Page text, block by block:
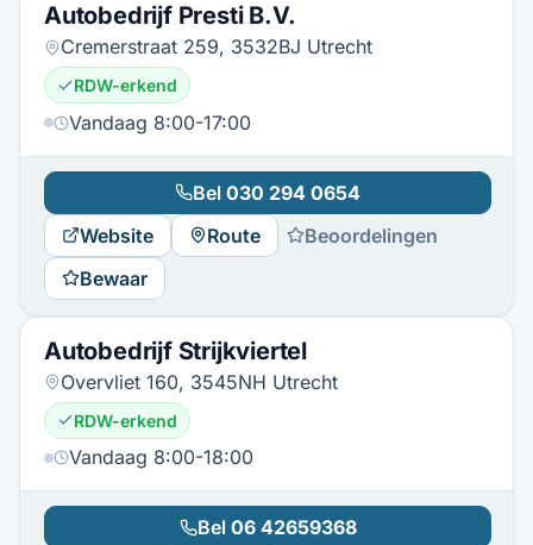
Autobedrijf Presti B.V.
Cremerstraat 259, 3532BJ Utrecht
RDW-erkend
Vandaag 8:00-17:00
Bel 030 294 0654
Website
Route
Beoordelingen
Bewaar
Autobedrijf Strijkviertel
Overvliet 160, 3545NH Utrecht
RDW-erkend
Vandaag 8:00-18:00
Bel 06 42659368